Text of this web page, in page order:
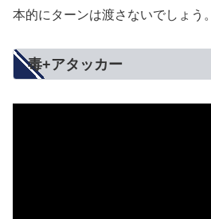
本的にターンは渡さないでしょう。
毒+アタッカー